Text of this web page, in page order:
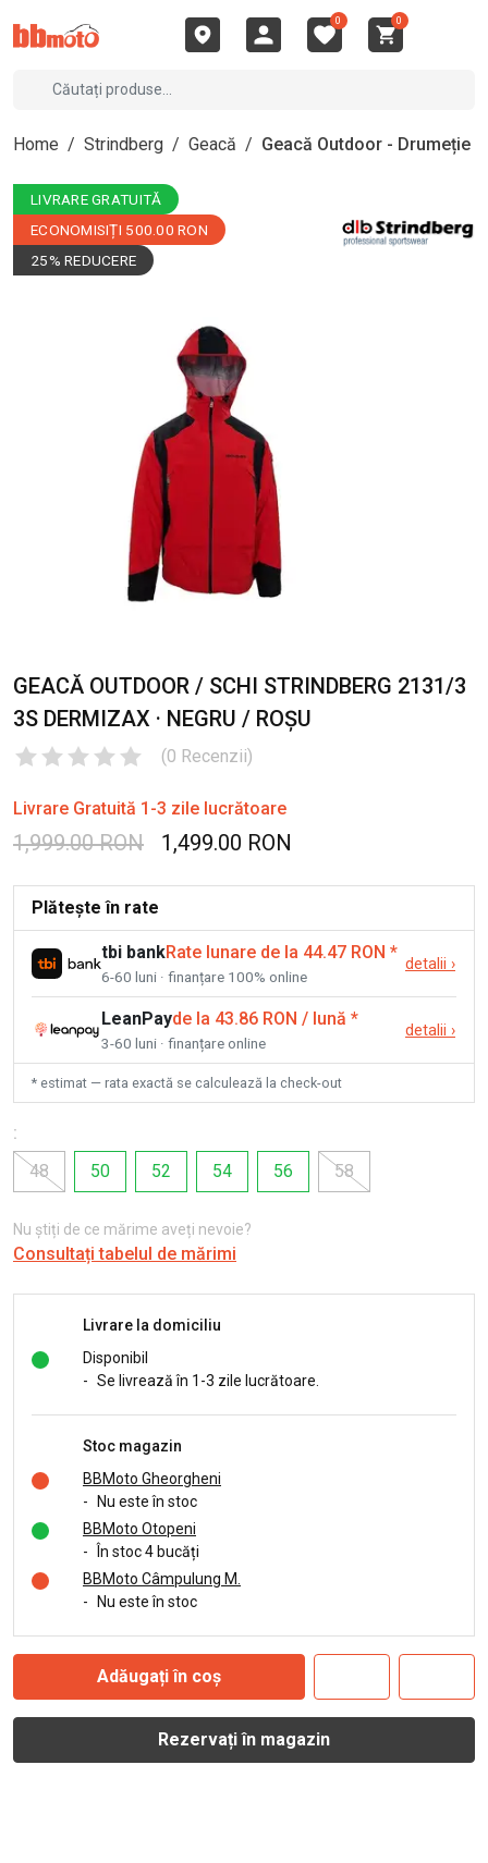
0 0
Home / Strindberg / Geacă / Geacă Outdoor - Drumeție
LIVRARE GRATUITĂ
ECONOMISIȚI 500.00 RON
25% REDUCERE
GEACĂ OUTDOOR / SCHI STRINDBERG 2131/3
3S DERMIZAX · NEGRU / ROȘU
(0 Recenzii)
Livrare Gratuită 1-3 zile lucrătoare
1,999.00 RON 1,499.00 RON
Plătește în rate
tbi bankRate lunare de la 44.47 RON *
6-60 luni · finanțare 100% online
detalii ›
LeanPayde la 43.86 RON / lună *
3-60 luni · finanțare online
detalii ›
* estimat — rata exactă se calculează la check-out
:
48
50 52 54 56 58
Nu știți de ce mărime aveți nevoie?
Consultați tabelul de mărimi
Livrare la domiciliu
Disponibil
- Se livrează în 1-3 zile lucrătoare.
Stoc magazin
BBMoto Gheorgheni
-
Nu este în stoc
BBMoto Otopeni
-
În stoc 4 bucăți
BBMoto Câmpulung M.
-
Nu este în stoc
Adăugați în coș
Rezervați în magazin